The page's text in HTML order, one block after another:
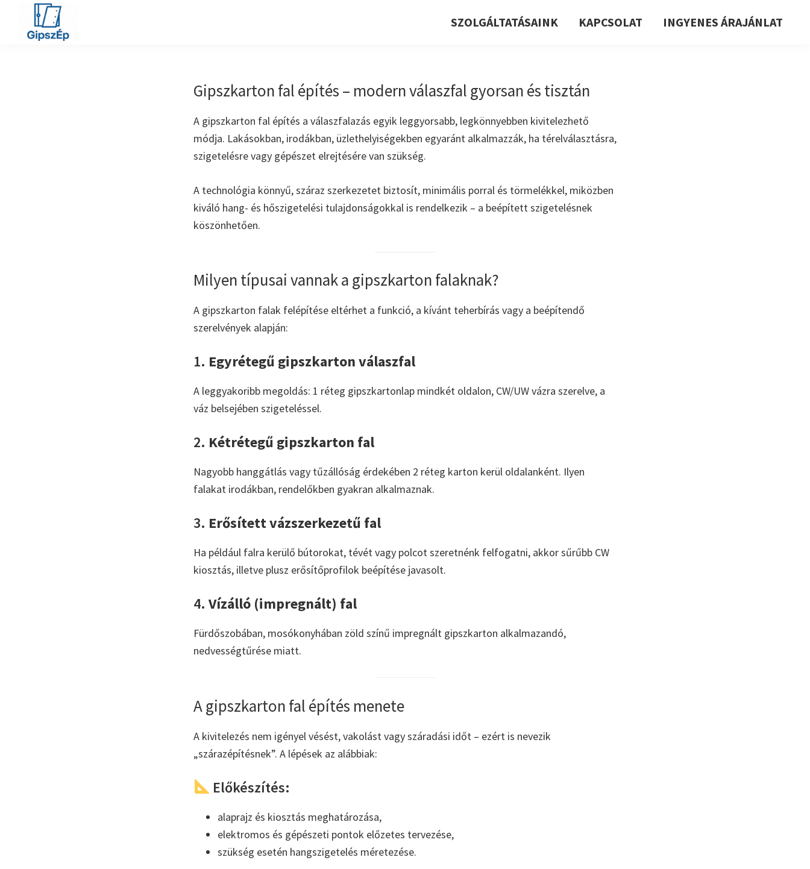
elsődleges
lábléchez
SZOLGÁLTATÁSAINK KAPCSOLAT INGYENES ÁRAJÁNLAT
Gipszkarton fal építés – modern válaszfal gyorsan és tisztán
A gipszkarton fal építés a válaszfalazás egyik leggyorsabb, legkönnyebben kivitelezhető
módja. Lakásokban, irodákban, üzlethelyiségekben egyaránt alkalmazzák, ha térelválasztásra,
szigetelésre vagy gépészet elrejtésére van szükség.
A technológia könnyű, száraz szerkezetet biztosít, minimális porral és törmelékkel, miközben
kiváló hang- és hőszigetelési tulajdonságokkal is rendelkezik – a beépített szigetelésnek
köszönhetően.
Milyen típusai vannak a gipszkarton falaknak?
A gipszkarton falak felépítése eltérhet a funkció, a kívánt teherbírás vagy a beépítendő
szerelvények alapján:
1. Egyrétegű gipszkarton válaszfal
A leggyakoribb megoldás: 1 réteg gipszkartonlap mindkét oldalon, CW/UW vázra szerelve, a
váz belsejében szigeteléssel.
2. Kétrétegű gipszkarton fal
Nagyobb hanggátlás vagy tűzállóság érdekében 2 réteg karton kerül oldalanként. Ilyen
falakat irodákban, rendelőkben gyakran alkalmaznak.
3. Erősített vázszerkezetű fal
Ha például falra kerülő bútorokat, tévét vagy polcot szeretnénk felfogatni, akkor sűrűbb CW
kiosztás, illetve plusz erősítőprofilok beépítése javasolt.
4. Vízálló (impregnált) fal
Fürdőszobában, mosókonyhában zöld színű impregnált gipszkarton alkalmazandó,
nedvességtűrése miatt.
A gipszkarton fal építés menete
A kivitelezés nem igényel vésést, vakolást vagy száradási időt – ezért is nevezik
„szárazépítésnek”. A lépések az alábbiak:
Előkészítés:
alaprajz és kiosztás meghatározása,
elektromos és gépészeti pontok előzetes tervezése,
szükség esetén hangszigetelés méretezése.